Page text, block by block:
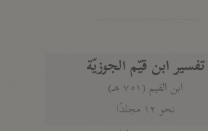
تفسير ابن قيّم الجوزيّة
ابن القيم (٧٥١ هـ)
نحو ١٢ مجلدًا